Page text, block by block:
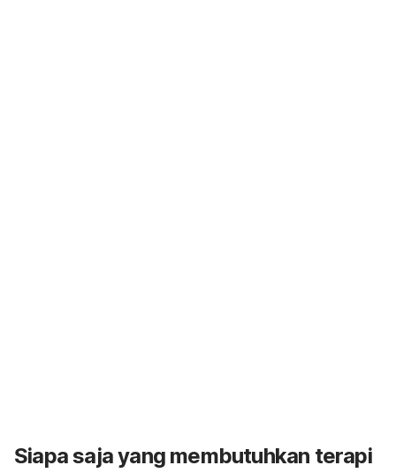
Siapa saja yang membutuhkan terapi